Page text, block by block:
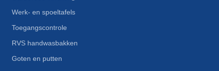
Werk- en spoeltafels
Toegangscontrole
RVS handwasbakken
Goten en putten